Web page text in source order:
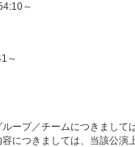
～
～
ープ／チームにつきまして
につきましては、当該公演